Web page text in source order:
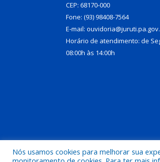
CEP: 68170-000
Fone: (93) 98408-7564
E-mail:
Horário de atendimento: de
08:00h às 14:00h
Todos os direitos reservados
Nós usamos cookies para melhorar sua